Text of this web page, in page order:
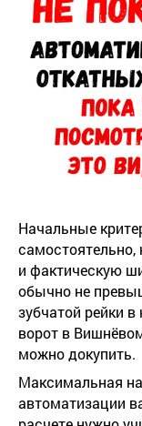
Начальные
самостоятельно,
и фактическую
обычно не
зубчатой рейки
ворот в
можно докупить.
Максимальная
автоматизации